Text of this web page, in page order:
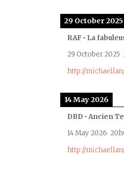
29 October 2025
RAF • La
29 October 2025
http://
14 May 2026
DBD • Ancien
14 May 2026
http://